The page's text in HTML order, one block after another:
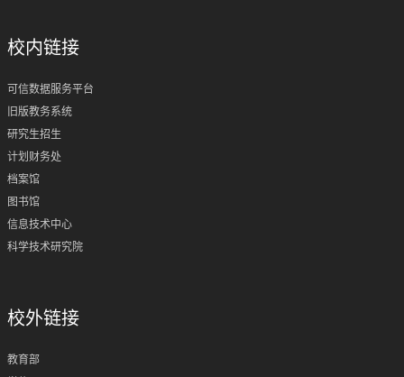
校内链接
可信数据服务平台
旧版教务系统
研究生招生
计划财务处
档案馆
图书馆
信息技术中心
科学技术研究院
校外链接
教育部